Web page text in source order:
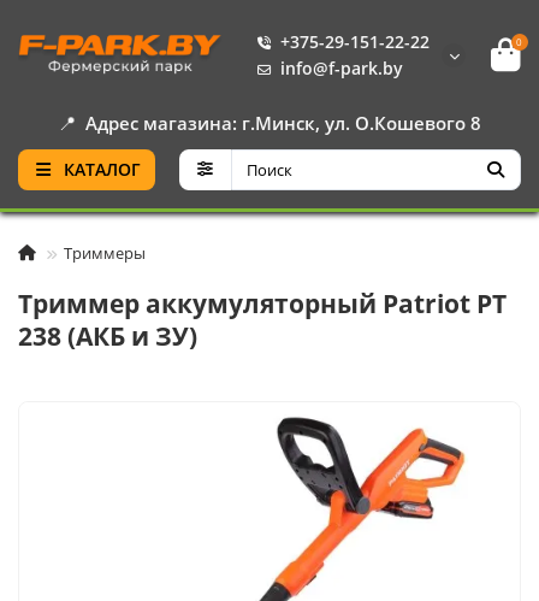
+375-29-151-22-22
info@f-park.by
0
📍 Адрес магазина: г.Минск, ул. О.Кошевого 8
КАТАЛОГ
Триммеры
Триммер аккумуляторный Patriot PT
238 (АКБ и ЗУ)